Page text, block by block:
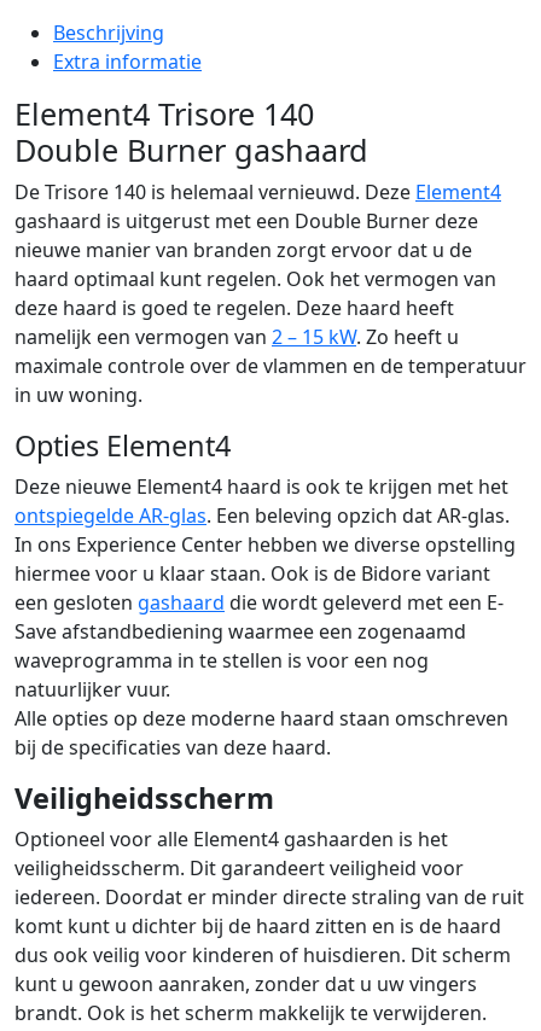
Beschrijving
Extra informatie
Element4 Trisore 140
Double Burner gashaard
De Trisore 140 is helemaal vernieuwd. Deze Element4
gashaard is uitgerust met een Double Burner deze
nieuwe manier van branden zorgt ervoor dat u de
haard optimaal kunt regelen. Ook het vermogen van
deze haard is goed te regelen. Deze haard heeft
namelijk een vermogen van 2 – 15 kW. Zo heeft u
maximale controle over de vlammen en de temperatuur
in uw woning.
Opties Element4
Deze nieuwe Element4 haard is ook te krijgen met het
ontspiegelde AR-glas. Een beleving opzich dat AR-glas.
In ons Experience Center hebben we diverse opstelling
hiermee voor u klaar staan. Ook is de Bidore variant
een gesloten gashaard die wordt geleverd met een E-
Save afstandbediening waarmee een zogenaamd
waveprogramma in te stellen is voor een nog
natuurlijker vuur.
Alle opties op deze moderne haard staan omschreven
bij de specificaties van deze haard.
Veiligheidsscherm
Optioneel voor alle Element4 gashaarden is het
veiligheidsscherm. Dit garandeert veiligheid voor
iedereen. Doordat er minder directe straling van de ruit
komt kunt u dichter bij de haard zitten en is de haard
dus ook veilig voor kinderen of huisdieren. Dit scherm
kunt u gewoon aanraken, zonder dat u uw vingers
brandt. Ook is het scherm makkelijk te verwijderen.